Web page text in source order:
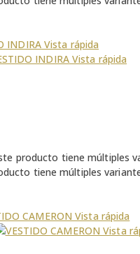
Vista rápida
Vista rápida
producto tiene múltiples
tiene múltiples
Vista rápida
Vista